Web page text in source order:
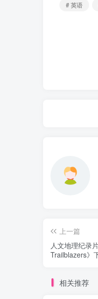
# 英语
上一篇
人文地理纪录
Trailblazers》
相关推荐